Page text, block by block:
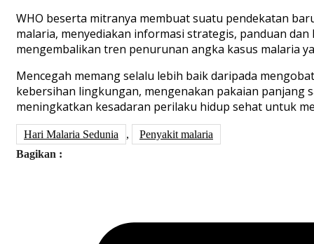
WHO beserta mitranya membuat suatu pendekatan
malaria, menyediakan informasi strategis, panduan
mengembalikan tren penurunan angka kasus malaria
Mencegah memang selalu lebih baik daripada
kebersihan lingkungan, mengenakan pakaian panjang
meningkatkan kesadaran perilaku hidup sehat untuk
Hari Malaria Sedunia ,
Penyakit malaria
Bagikan :